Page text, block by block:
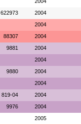
622973 2004
2004
88307 2004
9881 2004
2004
9880 2004
2004
819-04 2004
9976 2004
2005